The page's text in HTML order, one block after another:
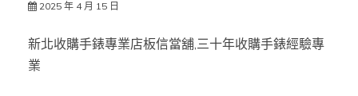
2025 年 4 月 15 日
新北收購手錶專業店板信當舖,三十年收購手錶經驗專
業